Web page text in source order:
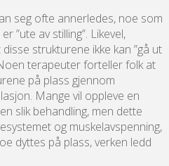
seg ofte annerledes, noe som
”ute av stilling”. Likevel,
strukturene ikke kan ”gå ut
Noen terapeuter forteller folk at
på plass gjennom
Mange vil oppleve en
slik behandling, men dette
og muskelavspenning,
dyttes på plass, verken ledd